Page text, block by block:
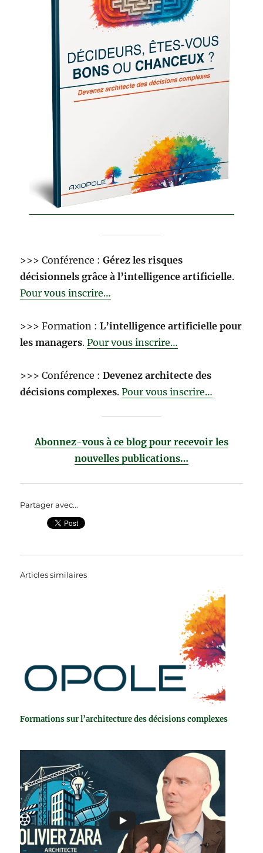
>>> Conférence :Gérez les risques
décisionnels grâce à l’intelligence artificielle.
Pour vous inscrire…
>>> Formation :L’intelligence artificielle pour
les managers.Pour vous inscrire…
>>> Conférence :Devenez architecte des
décisions complexes.Pour vous inscrire…
Abonnez-vous à ce blog pour recevoir les
nouvelles publications…
Partager avec...
Articles similaires
Formations sur l’architecture des décisions complexes